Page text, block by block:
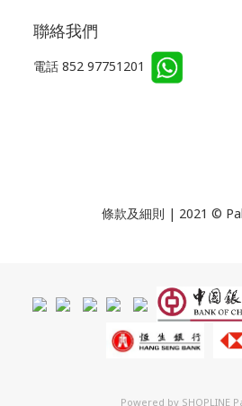
聯絡我們
電話 852 97751201
條款及細則 | 2021 ©
Powered by SHOPLINE